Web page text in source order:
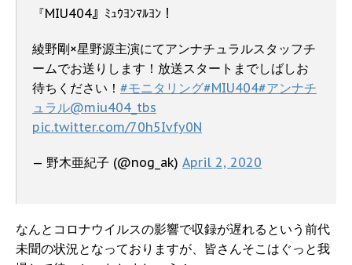
『MIU404』ﾐｭｳﾖﾝﾏﾙﾖﾝ！
綾野剛×星野源主演にてアンナチュラルスタッフチ
ームでお送りします！放送スタートまでしばしお
待ちください！ #モニタリング#MIU404#アンナチ
ュラル@miu404_tbs
pic.twitter.com/70h5Ivfy0N
— 野木亜紀子 (@nog_ak) April 2, 2020
なんとコロナウイルスの影響で収録が遅れるという前代
未聞の状況となっておりますが、皆さんそこはぐっと我